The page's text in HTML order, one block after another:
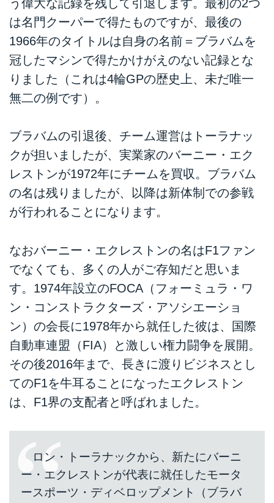
う偉大な記録を残して引退します。最初の2つ
は名門クーパーで得たものですが、最後の
1966年のタイトルは自身の名前＝ブラバムを
冠したマシンで得たかけがえのない記録とな
りました（これは4輪GPの歴史上、未だ唯一
無二の例です）。
ブラバムの引退後、チーム運営はトーラナッ
クが担いましたが、実業家のバーニー・エク
レストンが1972年にチームを買収。ブラバム
の名は残りましたが、以降は新体制での参戦
が行われることになります。
なおバーニー・エクレストンの名はF1ファン
でなくても、多くの人がご存知だと思いま
す。1974年設立のFOCA（フォーミュラ・ワ
ン・コンストラクターズ・アソシエーショ
ン）の会長に1978年から就任した彼は、国際
自動車連盟（FIA）と激しい権力闘争を展開。
その後2016年まで、長きに渡りビジネスとし
てのF1を牛耳ることになったエクレストン
は、F1界の支配者と呼ばれました。
ロン・トーラナックから、新たにバーニ
ー・エクレストンが代表に就任したモータ
ースポーツ・ディベロップメント（ブラバ